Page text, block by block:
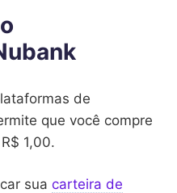
de
que você compre
1,00.
sua carteira de